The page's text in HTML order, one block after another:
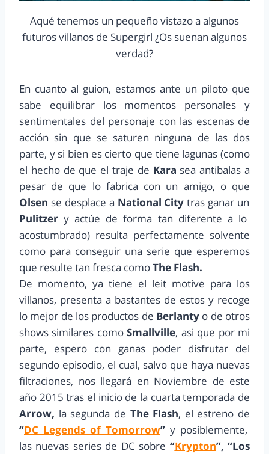
Aqué tenemos un pequeño vistazo a algunos
futuros villanos de Supergirl ¿Os suenan algunos
verdad?
En cuanto al guion, estamos ante un piloto que
sabe equilibrar los momentos personales y
sentimentales del personaje con las escenas de
acción sin que se saturen ninguna de las dos
parte, y si bien es cierto que tiene lagunas (como
el hecho de que el traje de Kara sea antibalas a
pesar de que lo fabrica con un amigo, o que
Olsen se desplace a National City tras ganar un
Pulitzery actúe de forma tan diferente a lo
acostumbrado) resulta perfectamente solvente
como para conseguir una serie que esperemos
que resulte tan fresca comoThe Flash.
De momento, ya tiene el leit motive para los
villanos, presenta a bastantes de estos y recoge
lo mejor de los productos de Berlanty o de otros
shows similares comoSmallville, asi que por mi
parte, espero con ganas poder disfrutar del
segundo episodio, el cual, salvo que haya nuevas
filtraciones, nos llegará en Noviembre de este
año 2015 tras el inicio de la cuarta temporada de
Arrow, la segunda de The Flash, el estreno de
“DC Legends of Tomorrow” y posiblemente,
las nuevas series de DC sobre “Krypton”, “Los